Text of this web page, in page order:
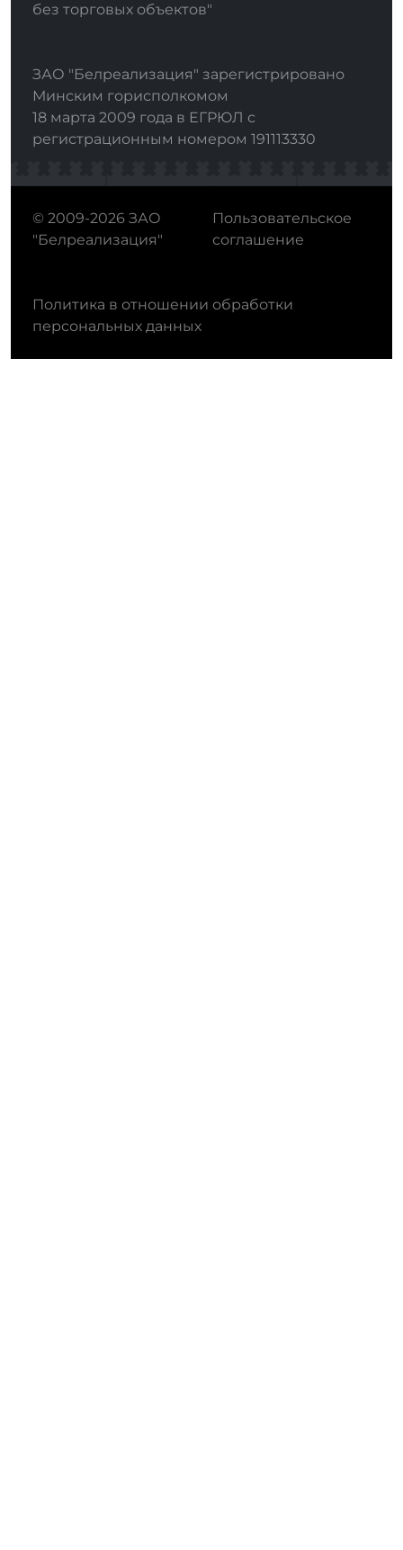
без торговых объектов"
ЗАО "Белреализация" зарегистрировано
Минским горисполкомом
18 марта 2009 года в ЕГРЮЛ с
регистрационным номером 191113330
© 2009-2026 ЗАО
"Белреализация"
Пользовательское
соглашение
Политика в отношении обработки
персональных данных